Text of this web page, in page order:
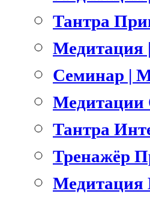
Тантра
Медитация
Семинар |
Медитации
Тантра
Тренажёр
Медитация